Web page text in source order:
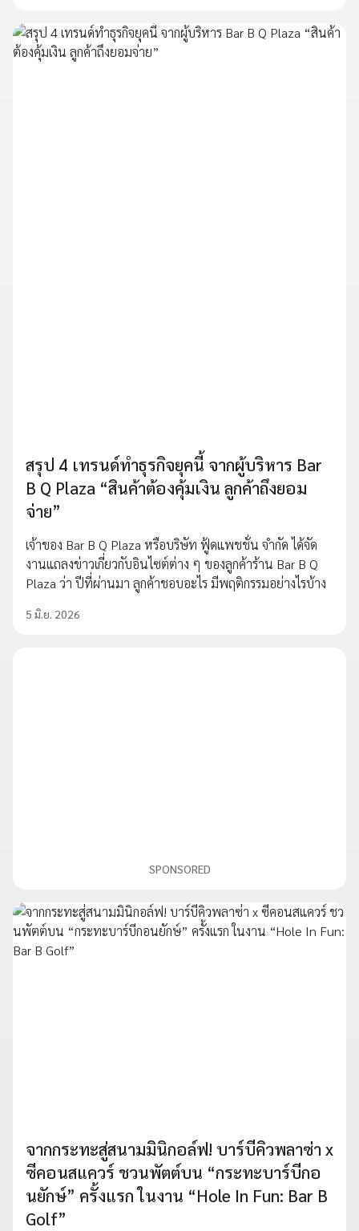
สรุป 4 เทรนด์ทำธุรกิจยุคนี้ จากผู้บริหาร Bar
B Q Plaza “สินค้าต้องคุ้มเงิน ลูกค้าถึงยอม
จ่าย”
เจ้าของ Bar B Q Plaza หรือบริษัท ฟู้ดแพชชั่น จำกัด ได้จัด
งานแถลงข่าวเกี่ยวกับอินไซต์ต่าง ๆ ของลูกค้าร้าน Bar B Q
Plaza ว่า ปีที่ผ่านมา ลูกค้าชอบอะไร มีพฤติกรรมอย่างไรบ้าง
5 มิ.ย. 2026
SPONSORED
จากกระทะสู่สนามมินิกอล์ฟ! บาร์บีคิวพลาซ่า x
ซีคอนสแควร์ ชวนพัตต์บน “กระทะบาร์บีกอ
นยักษ์” ครั้งแรก ในงาน “Hole In Fun: Bar B
Golf”